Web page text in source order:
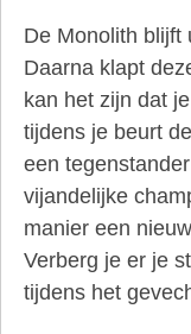
De Monolith blijft
Daarna klapt
kan het zijn dat
tijdens je beurt
een
vijandelijke
manier een
Verberg je er je
tijdens het